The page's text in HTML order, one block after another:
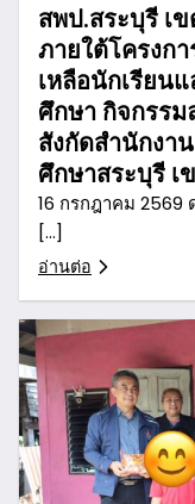
สพป.สระบุรี เ
ภายใต้โครงก
เหลือนักเรียน
ศึกษา กิจกรร
สังกัดสำนักงา
ศึกษาสระบุรี เ
16 กรกฎาคม 2569
[…]
อ่านต่อ